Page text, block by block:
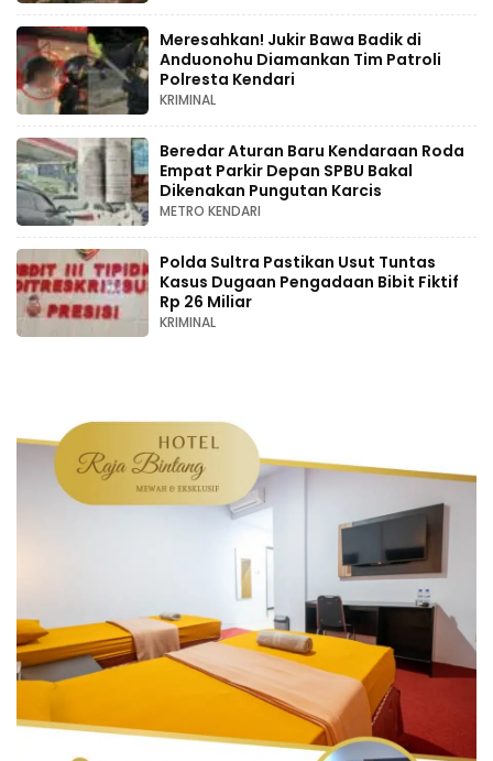
Meresahkan! Jukir Bawa Badik di
Anduonohu Diamankan Tim Patroli
Polresta Kendari
KRIMINAL
Beredar Aturan Baru Kendaraan Roda
Empat Parkir Depan SPBU Bakal
Dikenakan Pungutan Karcis
METRO KENDARI
Polda Sultra Pastikan Usut Tuntas
Kasus Dugaan Pengadaan Bibit Fiktif
Rp 26 Miliar
KRIMINAL